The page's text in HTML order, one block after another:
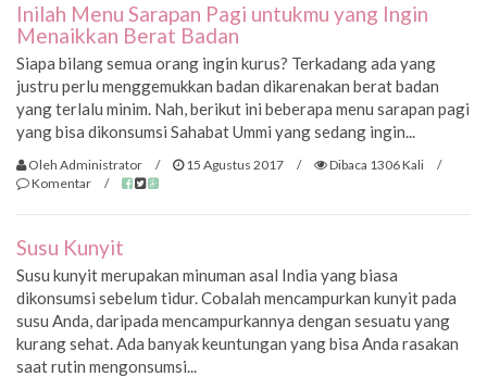
Inilah Menu Sarapan Pagi untukmu yang Ingin
Menaikkan Berat Badan
Siapa bilang semua orang ingin kurus? Terkadang ada yang
justru perlu menggemukkan badan dikarenakan berat badan
yang terlalu minim. Nah, berikut ini beberapa menu sarapan pagi
yang bisa dikonsumsi Sahabat Ummi yang sedang ingin...
Oleh Administrator / 15 Agustus 2017 / Dibaca 1306 Kali
/
Komentar
/
Susu Kunyit
Susu kunyit merupakan minuman asal India yang biasa
dikonsumsi sebelum tidur. Cobalah mencampurkan kunyit pada
susu Anda, daripada mencampurkannya dengan sesuatu yang
kurang sehat. Ada banyak keuntungan yang bisa Anda rasakan
saat rutin mengonsumsi...